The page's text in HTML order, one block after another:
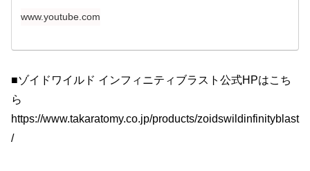
www.youtube.com
■ゾイドワイルド インフィニティブラスト公式HPはこち
ら
https://www.takaratomy.co.jp/products/zoidswildinfinityblast
/